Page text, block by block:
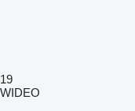
19
WIDEO